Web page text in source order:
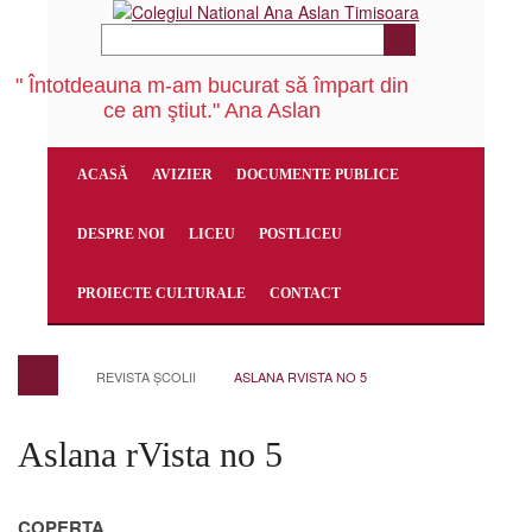
" Întotdeauna m-am bucurat să împart din
ce am ştiut." Ana Aslan
ACASĂ AVIZIER DOCUMENTE PUBLICE
DESPRE NOI LICEU POSTLICEU
PROIECTE CULTURALE CONTACT
REVISTA ȘCOLII ASLANA RVISTA NO 5
Aslana rVista no 5